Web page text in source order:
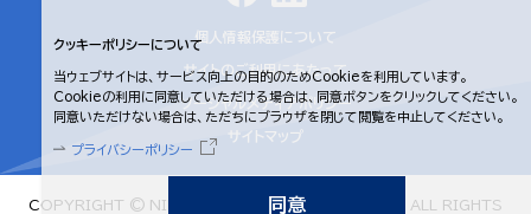
クッキーポリシーについて
当ウェブサイトは、サービス向上の目的のためCookieを利用しています。
Cookieの利用に同意していただける場合は、同意ボタンをクリックしてください。
同意いただけない場合は、ただちにブラウザを閉じて閲覧を中止してください。
プライバシーポリシー
同意
個人情報保護について
サイトのご利用にあたって
ソーシャルメディアポリシー
サイトマップ
COPYRIGHT © NIHON KOHDEN CORPORATION. ALL RIGHTS